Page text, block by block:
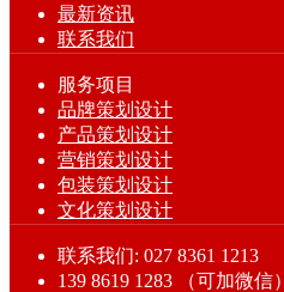
最新资讯
联系我们
服务项目
品牌策划设计
产品策划设计
营销策划设计
包装策划设计
文化策划设计
联系我们: 027 8361 1213
139 8619 1283 （可加微信）